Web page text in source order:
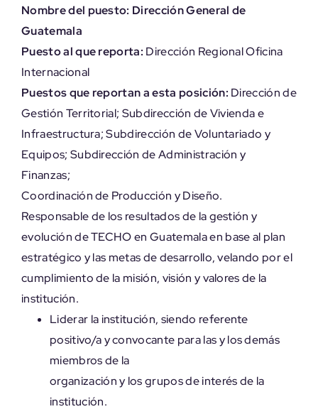
Nombre del puesto: Dirección General de
Guatemala
Puesto al que reporta: Dirección Regional Oficina
Internacional
Puestos que reportan a esta posición: Dirección de
Gestión Territorial; Subdirección de Vivienda e
Infraestructura; Subdirección de Voluntariado y
Equipos; Subdirección de Administración y
Finanzas;
Coordinación de Producción y Diseño.
Responsable de los resultados de la gestión y
evolución de TECHO en Guatemala en base al plan
estratégico y las metas de desarrollo, velando por el
cumplimiento de la misión, visión y valores de la
institución.
Liderar la institución, siendo referente
positivo/a y convocante para las y los demás
miembros de la
organización y los grupos de interés de la
institución.